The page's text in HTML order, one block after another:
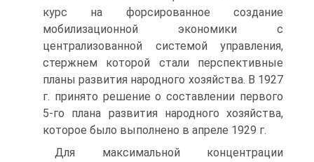
курс на форсированное создание
мобилизационной экономики с
централизованной системой управления,
стержнем которой стали перспективные
планы развития народного хозяйства. В 1927
г. принято решение о составлении первого
5-го плана развития народного хозяйства,
которое было выполнено в апреле 1929 г.
Для максимальной концентрации